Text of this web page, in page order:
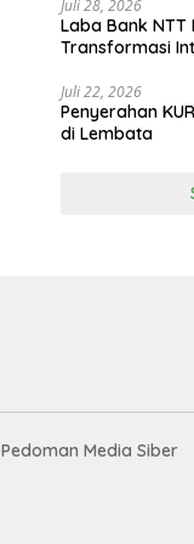
Juli 28, 2026
Laba Bank NTT
Transformasi
Juli 22, 2026
Penyerahan
di Lembata
Pedoman Media Siber